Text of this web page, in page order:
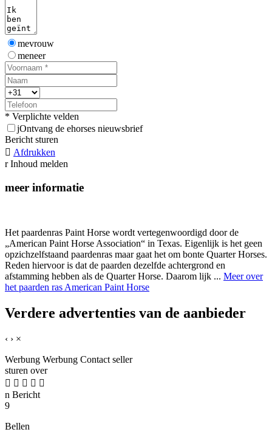
mevrouw
meneer
* Verplichte velden
jOntvang de ehorses nieuwsbrief
Bericht sturen
 Afdrukken
r Inhoud melden
meer informatie
Het paardenras Paint Horse wordt vertegenwoordigd door de
„American Paint Horse Association“ in Texas. Eigenlijk is het geen
opzichzelfstaand paardenras maar gaat het om bonte Quarter Horses.
Reden hiervoor is dat de paarden dezelfde achtergrond en
afstamming hebben als de Quarter Horse. Daarom lijk ... Meer over
het paarden ras American Paint Horse
Verdere advertenties van de aanbieder
‹ › ×
Werbung Werbung Contact seller
sturen over
    
n Bericht
9
Bellen